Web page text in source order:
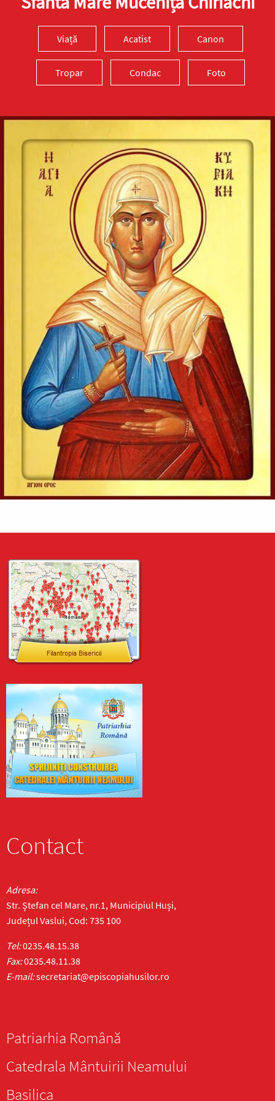
Viață Acatist Canon
Tropar Condac Foto
Contact
Adresa:
Str. Ștefan cel Mare, nr.1, Municipiul Huși,
Județul Vaslui, Cod: 735 100
Tel:0235.48.15.38
Fax:0235.48.11.38
E-mail:secretariat@episcopiahusilor.ro
Patriarhia Română
Catedrala Mântuirii Neamului
Basilica